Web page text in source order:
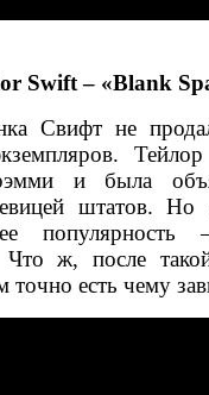
Swift – «Blank
Свифт не
и была
штатов. Но
популярность
Что ж, после
точно есть чему